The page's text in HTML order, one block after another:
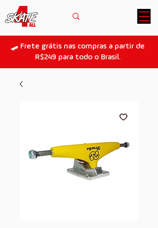
🛹 Frete grátis nas compras a partir de
R$249 para todo o Brasil.